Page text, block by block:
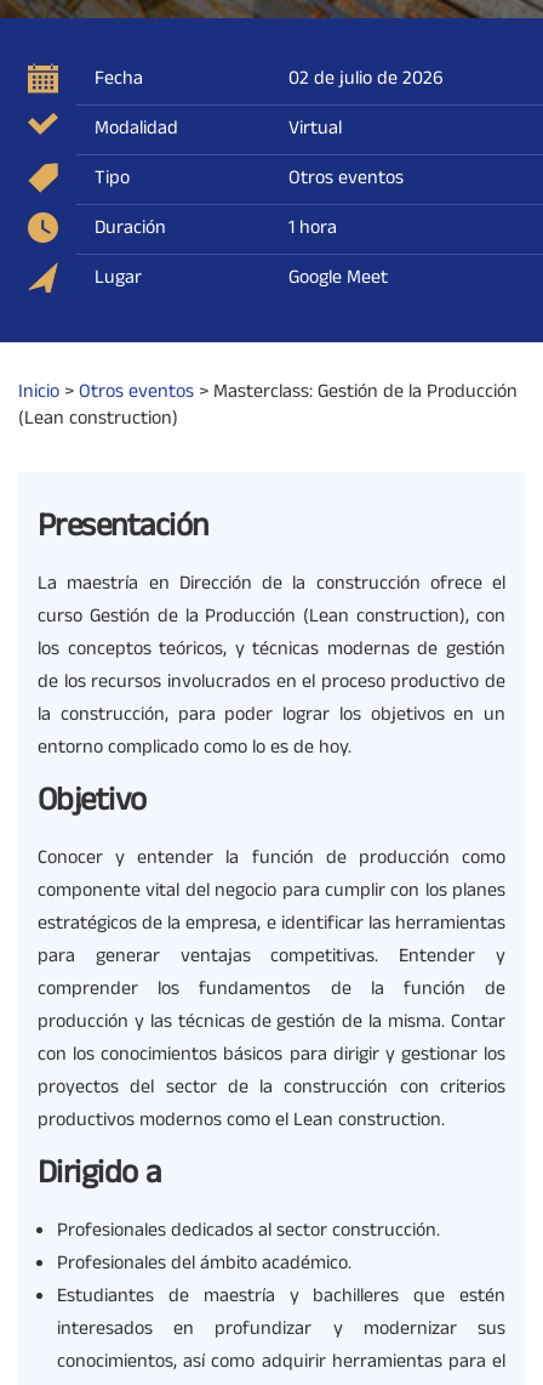
Fecha
02 de julio de 2026
Modalidad
Virtual
Tipo
Otros eventos
Duración
1 hora
Lugar
Google Meet
Inicio>Otros eventos>Masterclass: Gestión de la Producción
(Lean construction)
Presentación
La maestría en Dirección de la construcción ofrece el
curso Gestión de la Producción (Lean construction), con
los conceptos teóricos, y técnicas modernas de gestión
de los recursos involucrados en el proceso productivo de
la construcción, para poder lograr los objetivos en un
entorno complicado como lo es de hoy.
Objetivo
Conocer y entender la función de producción como
componente vital del negocio para cumplir con los planes
estratégicos de la empresa, e identificar las herramientas
para generar ventajas competitivas. Entender y
comprender los fundamentos de la función de
producción y las técnicas de gestión de la misma. Contar
con los conocimientos básicos para dirigir y gestionar los
proyectos del sector de la construcción con criterios
productivos modernos como el Lean construction.
Dirigido a
Profesionales dedicados al sector construcción.
Profesionales del ámbito académico.
Estudiantes de maestría y bachilleres que estén
interesados en profundizar y modernizar sus
conocimientos, así como adquirir herramientas para el